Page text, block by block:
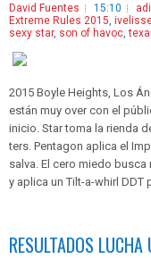
David Fuentes 15:10
Extreme Rules 2015
sexy star, son of havoc ,
2015 Boyle Heights, Los
están muy over con el
inicio. Star toma la rienda
ters. Pentagon aplica el
salva. El cero miedo
y aplica un Tilt-a-whirl DDT
RESULTADOS